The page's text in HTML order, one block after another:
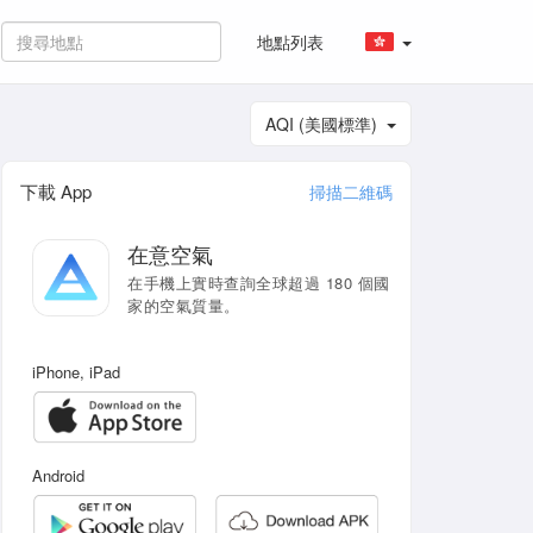
地點列表
AQI (美國標準)
下載 App 掃描二維碼
在意空氣
在手機上實時查詢全球超過 180 個國
家的空氣質量。
iPhone, iPad
Android